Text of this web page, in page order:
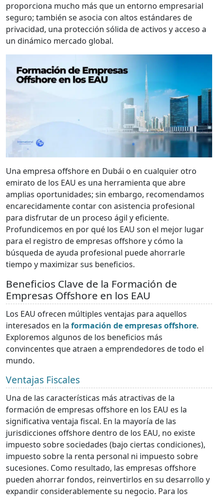
proporciona mucho más que un entorno empresarial
seguro; también se asocia con altos estándares de
privacidad, una protección sólida de activos y acceso a
un dinámico mercado global.
Una empresa offshore en Dubái o en cualquier otro
emirato de los EAU es una herramienta que abre
amplias oportunidades; sin embargo, recomendamos
encarecidamente contar con asistencia profesional
para disfrutar de un proceso ágil y eficiente.
Profundicemos en por qué los EAU son el mejor lugar
para el registro de empresas offshore y cómo la
búsqueda de ayuda profesional puede ahorrarle
tiempo y maximizar sus beneficios.
Beneficios Clave de la Formación de
Empresas Offshore en los EAU
Los EAU ofrecen múltiples ventajas para aquellos
interesados en la formación de empresas offshore.
Exploremos algunos de los beneficios más
convincentes que atraen a emprendedores de todo el
mundo.
Ventajas Fiscales
Una de las características más atractivas de la
formación de empresas offshore en los EAU es la
significativa ventaja fiscal. En la mayoría de las
jurisdicciones offshore dentro de los EAU, no existe
impuesto sobre sociedades (bajo ciertas condiciones),
impuesto sobre la renta personal ni impuesto sobre
sucesiones. Como resultado, las empresas offshore
pueden ahorrar fondos, reinvertirlos en su desarrollo y
expandir considerablemente su negocio. Para los